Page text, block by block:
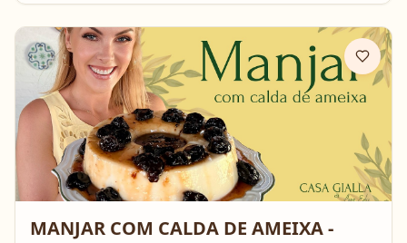
MANJAR COM CALDA DE AMEIXA -